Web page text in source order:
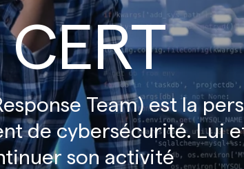
Team) est la
de cybersécurité. Lui
son activité